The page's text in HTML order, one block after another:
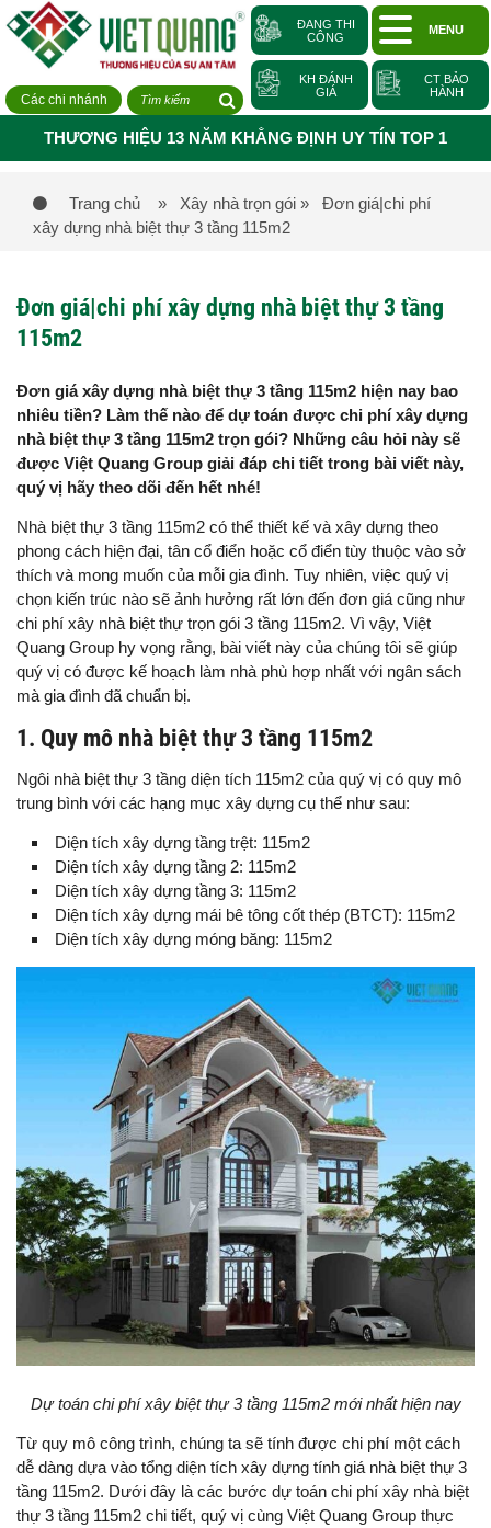
Các chi nhánh
ĐANG THI
CÔNG
MENU
KH ĐÁNH
GIÁ
CT BẢO
HÀNH
THƯƠNG HIỆU 13 NĂM KHẲNG ĐỊNH UY TÍN TOP 1
Trang chủ » Xây nhà trọn gói » Đơn giá|chi phí
xây dựng nhà biệt thự 3 tầng 115m2
Đơn giá|chi phí xây dựng nhà biệt thự 3 tầng
115m2
Đơn giá xây dựng nhà biệt thự 3 tầng 115m2 hiện nay bao
nhiêu tiền? Làm thế nào để dự toán được chi phí xây dựng
nhà biệt thự 3 tầng 115m2 trọn gói? Những câu hỏi này sẽ
được Việt Quang Group giải đáp chi tiết trong bài viết này,
quý vị hãy theo dõi đến hết nhé!
Nhà biệt thự 3 tầng 115m2 có thể thiết kế và xây dựng theo
phong cách hiện đại, tân cổ điển hoặc cổ điển tùy thuộc vào sở
thích và mong muốn của mỗi gia đình. Tuy nhiên, việc quý vị
chọn kiến trúc nào sẽ ảnh hưởng rất lớn đến đơn giá cũng như
chi phí xây nhà biệt thự trọn gói 3 tầng 115m2. Vì vậy, Việt
Quang Group hy vọng rằng, bài viết này của chúng tôi sẽ giúp
quý vị có được kế hoạch làm nhà phù hợp nhất với ngân sách
mà gia đình đã chuẩn bị.
1. Quy mô nhà biệt thự 3 tầng 115m2
Ngôi nhà biệt thự 3 tầng diện tích 115m2 của quý vị có quy mô
trung bình với các hạng mục xây dựng cụ thể như sau:
Diện tích xây dựng tầng trệt: 115m2
Diện tích xây dựng tầng 2: 115m2
Diện tích xây dựng tầng 3: 115m2
Diện tích xây dựng mái bê tông cốt thép (BTCT): 115m2
Diện tích xây dựng móng băng: 115m2
Dự toán chi phí xây biệt thự 3 tầng 115m2 mới nhất hiện nay
Từ quy mô công trình, chúng ta sẽ tính được chi phí một cách
dễ dàng dựa vào tổng diện tích xây dựng tính giá nhà biệt thự 3
tầng 115m2. Dưới đây là các bước dự toán chi phí xây nhà biệt
thự 3 tầng 115m2 chi tiết, quý vị cùng Việt Quang Group thực